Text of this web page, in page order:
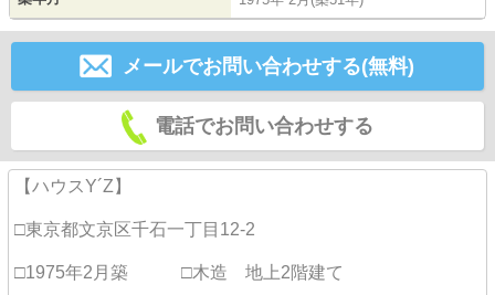
メールでお問い合わせする(無料)
電話でお問い合わせする
【ハウスY´Z】
□東京都文京区千石一丁目12-2
□1975年2月築 □木造 地上2階建て